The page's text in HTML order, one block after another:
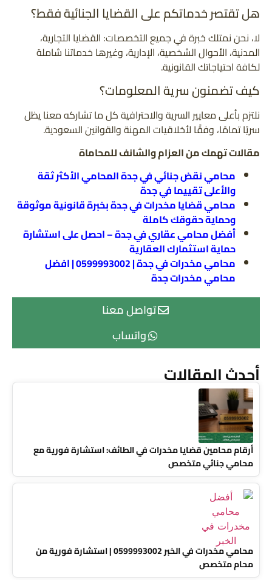
تواصل معنا
واتساب
أحدث المقالات
أرقام محامين قضايا مخدرات في الطائف: استشارة فورية مع
محامي جنائي متخصص
محامي مخدرات في الخبر 0599993002 | استشارة فورية من
محام متخصص
هل تقتصر خدماتكم على القضايا الجنائية فقط؟
لا، نحن نمتلك خبرة في جميع التخصصات: القضايا التجارية،
المدنية، الأحوال الشخصية، الإدارية، وغيرها خدماتنا شاملة
لكافة احتياجاتك القانونية.
كيف تضمنون سرية المعلومات؟
نلتزم بأعلى معايير السرية والاحترافية كل ما تشاركه معنا يظل
سريًا تمامًا، وفقًا لأخلاقيات المهنة والقوانين السعودية.
مقالات تهمك من العزام والشانف للمحاماة
محامي نقض جنائي في جدة المحامي الأكثر ثقة
والأعلى تقييما في جدة
محامي قضايا مخدرات في جدة بخبرة قانونية موثوقة
وحماية حقوقك كاملة
أفضل محامي عقاري في جدة – احصل على استشارة
حماية استثمارك العقارية
محامي مخدرات في جدة | 0599993002 | افضل
محامي مخدرات جدة